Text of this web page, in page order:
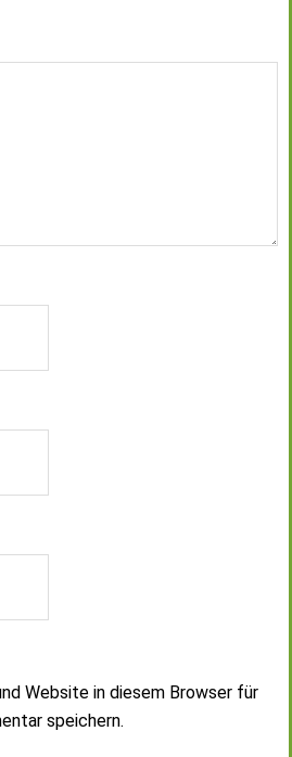
Website in diesem Browser für
speichern.